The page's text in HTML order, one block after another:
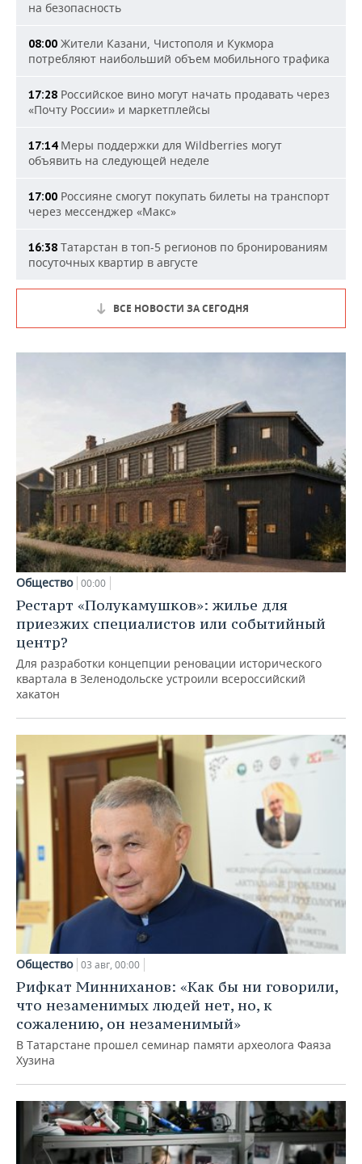
на безопасность
08:00 Жители Казани, Чистополя и Кукмора
потребляют наибольший объем мобильного трафика
17:28 Российское вино могут начать продавать через
«Почту России» и маркетплейсы
17:14Меры поддержки для Wildberries могут
объявить на следующей неделе
17:00 Россияне смогут покупать билеты на транспорт
через мессенджер «Макс»
16:38 Татарстан в топ-5 регионов по бронированиям
посуточных квартир в августе
ВСЕ НОВОСТИ ЗА СЕГОДНЯ
Общество 00:00
Рестарт «Полукамушков»: жилье для
приезжих специалистов или событийный
центр?
Для разработки концепции реновации исторического
квартала в Зеленодольске устроили всероссийский
хакатон
Общество 03 авг, 00:00
Рифкат Минниханов: «Как бы ни говорили,
что незаменимых людей нет, но, к
сожалению, он незаменимый»
В Татарстане прошел семинар памяти археолога Фаяза
Хузина